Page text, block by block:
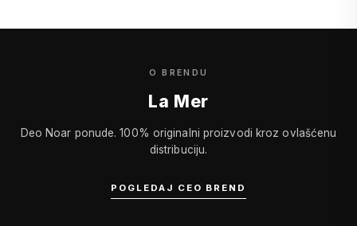
O BRENDU
La Mer
Deo Noar ponude. 100% originalni proizvodi kroz ovlašćenu
distribuciju.
POGLEDAJ CEO BREND